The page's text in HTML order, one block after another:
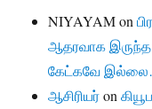
NIYAYAMon
ஆதரவாக
கேட்கவே
ஆசிரியர்on